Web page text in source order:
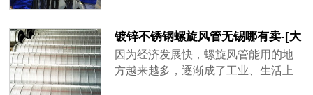
家偷工减料已成常态，比如客户要求
用1mm的板材做，实际到手可能是0.6
厚、0.8厚，看似价格实惠，在实际使
用过程中容易出现状况，运送带粉尘
镀锌不锈钢螺旋风管无锡哪有卖-[大
世界]
因为经济发展快，螺旋风管能用的地
方越来越多，逐渐成了工业、生活上